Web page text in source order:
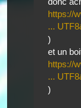
https://
...
)
et un
https://
...
)